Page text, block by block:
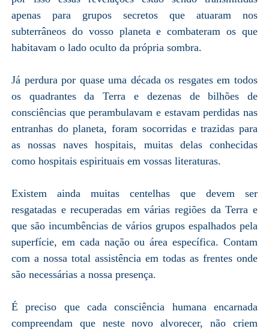
apenas para grupos secretos que atuaram nos
subterrâneos do vosso planeta e combateram os que
habitavam o lado oculto da própria sombra.
Já perdura por quase uma década os resgates em todos
os quadrantes da Terra e dezenas de bilhões de
consciências que perambulavam e estavam perdidas nas
entranhas do planeta, foram socorridas e trazidas para
as nossas naves hospitais, muitas delas conhecidas
como hospitais espirituais em vossas literaturas.
Existem ainda muitas centelhas que devem ser
resgatadas e recuperadas em várias regiões da Terra e
que são incumbências de vários grupos espalhados pela
superfície, em cada nação ou área específica. Contam
com a nossa total assistência em todas as frentes onde
são necessárias a nossa presença.
É preciso que cada consciência humana encarnada
compreendam que neste novo alvorecer, não criem